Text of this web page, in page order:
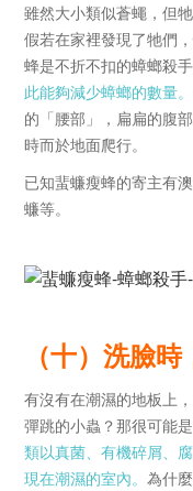
雖然大小類似蒼蠅，但
假若在家裡發現了牠們
蜂是不折不扣的蟑螂殺手
此能夠減少蟑螂的數量。
的「腰部」，扁扁的腹
時而於地面爬行。
已知蜚蠊瘦蜂的寄主有
蠊等。
（十）洗臉
有沒有在潮濕的地板上
彈跳的小蟲？那很可能
類以真菌、有機碎屑、
現在潮濕的室內。 為什